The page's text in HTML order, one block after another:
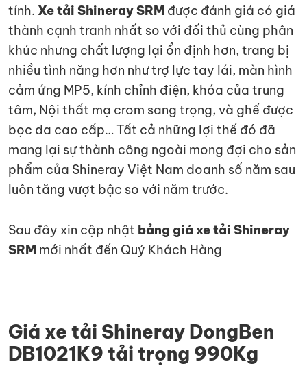
tính. Xe tải Shineray SRM được đánh giá có giá
thành cạnh tranh nhất so với đối thủ cùng phân
khúc nhưng chất lượng lại ổn định hơn, trang bị
nhiều tình năng hơn như trợ lực tay lái, màn hình
cảm ứng MP5, kính chỉnh điện, khóa của trung
tâm, Nội thất mạ crom sang trọng, và ghế được
bọc da cao cấp… Tất cả những lợi thế đó đã
mang lại sự thành công ngoài mong đợi cho sản
phẩm của Shineray Việt Nam doanh số năm sau
luôn tăng vượt bậc so với năm trước.
Sau đây xin cập nhật bảng giá xe tải Shineray
SRM mới nhất đến Quý Khách Hàng
Giá xe tải Shineray DongBen
DB1021K9 tải trọng 990Kg